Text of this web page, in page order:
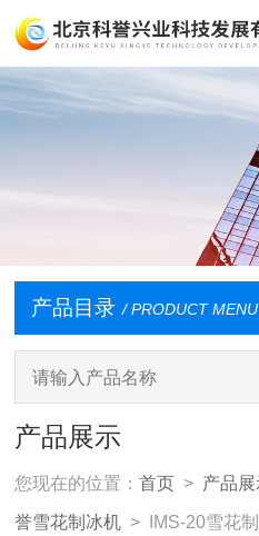
产品目录 / PRODUCT MENU
产品展示
您现在的位置：首页 > 产品
誉雪花制冰机 > IMS-20雪花